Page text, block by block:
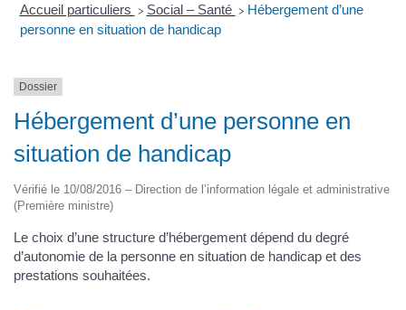
Accueil particuliers > Social – Santé > Hébergement d’une
personne en situation de handicap
Dossier
Hébergement d’une personne en
situation de handicap
Vérifié le 10/08/2016 – Direction de l’information légale et administrative
(Première ministre)
Le choix d’une structure d’hébergement dépend du degré
d’autonomie de la personne en situation de handicap et des
prestations souhaitées.